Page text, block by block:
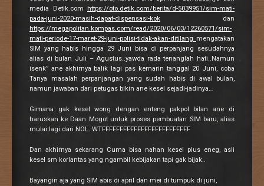
media Detik.com
https://oto.detik.com/berita/d-5039951/sim-mati-
pada-juni-2020-masih-dapat-dispensasi-kok dan
https://megapolitan.kompas.com/read/2020/06/03/12260571/sim-
mati-periode-17-maret-29-juni-polisi-tidak-akan-ditilang mengatakan
SIM yang habis hingga 29 Juni bisa di perpanjang sesudahnya
alias di bulan Juli – Agustus..yawda rada tenanglah hati..Namun
isenk” ane akhirnya balik lagi pas kemarin tanggal 20 Juni, coba
Tanya masalah perpanjangan yang sudah habis di awal bulan,
namun jawaban dari petugas bikin ane kesel sejadi-jadinya…
Gimana gak kesel wong dengan enteng pakpol bilan ane di
haruskan ke Daan Mogot untuk proses pembuatan SIM baru, alias
mulai lagi dari NOL..WTFFFFFFFFFFFFFFFFFFFFFFFFF
Dan akhirnya sekarang Cuma bisa nahan kesel plus eneg, asli
kesel sm korlantas yang ngambil kebijakan tapi gak bijak..
Bayangin aja yang SIM abis di april dan mei di tumpuk di juni,